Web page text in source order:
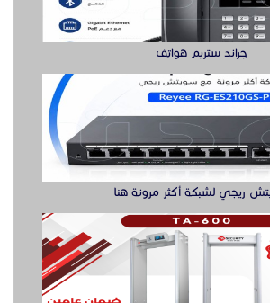
كشف المعادن بوابة سيكيورتى
buy ssd solution